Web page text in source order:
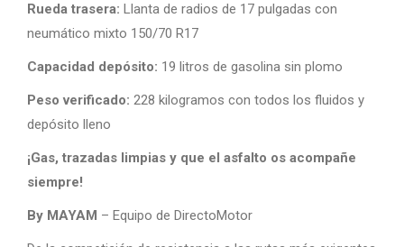
Rueda trasera: Llanta de radios de 17 pulgadas con
neumático mixto 150/70 R17
Capacidad depósito: 19 litros de gasolina sin plomo
Peso verificado: 228 kilogramos con todos los fluidos y
depósito lleno
¡Gas, trazadas limpias y que el asfalto os acompañe
siempre!
By MAYAM – Equipo de DirectoMotor